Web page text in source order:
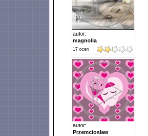
autor:
magnolia
17 ocen
autor:
Przemcioslaw